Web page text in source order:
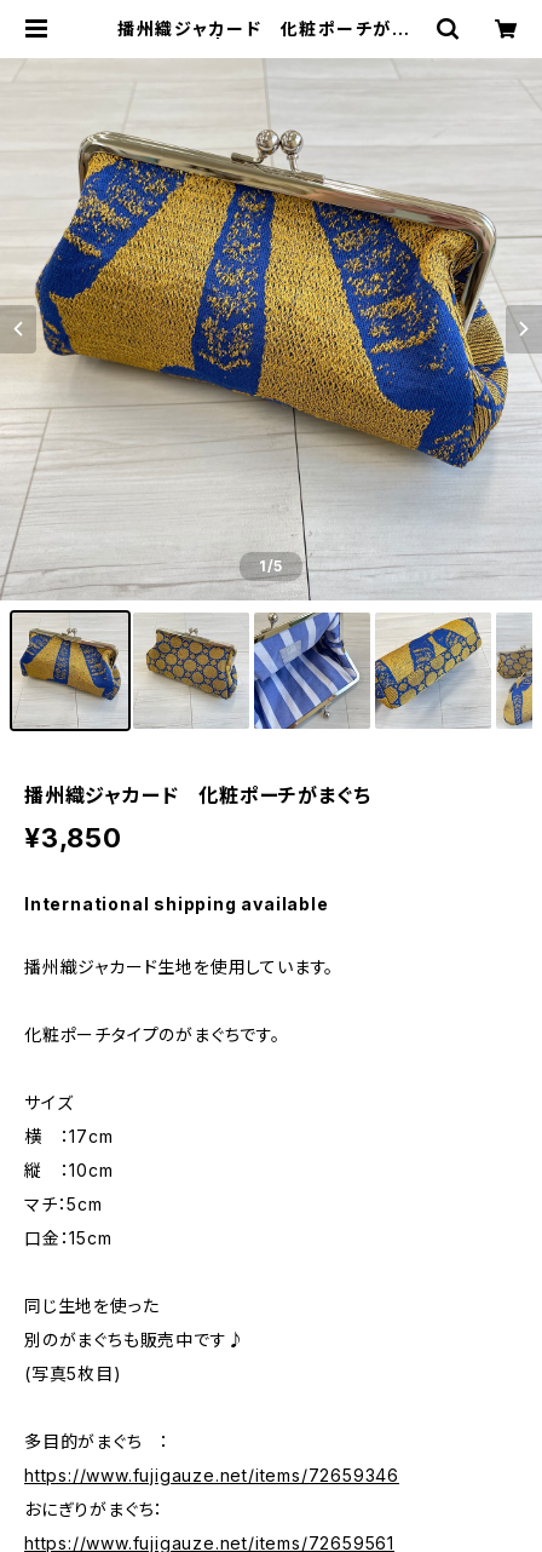
播州織ジャカード 化粧ポーチがまぐ
1/5
播州織ジャカード 化粧ポーチがまぐち
¥3,850
International shipping available
播州織ジャカード生地を使用しています。
化粧ポーチタイプのがまぐちです。
サイズ
横 ：17cm
縦 ：10cm
マチ：5cm
口金：15cm
同じ生地を使った
別のがまぐちも販売中です♪
(写真5枚目)
多目的がまぐち ：
https://www.fujigauze.net/items/72659346
おにぎりがまぐち：
https://www.fujigauze.net/items/72659561